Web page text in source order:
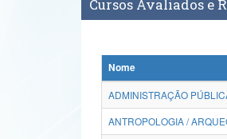
Cursos Avaliados e
Nome
ADMINISTRAÇÃO
ANTROPOLOGIA /